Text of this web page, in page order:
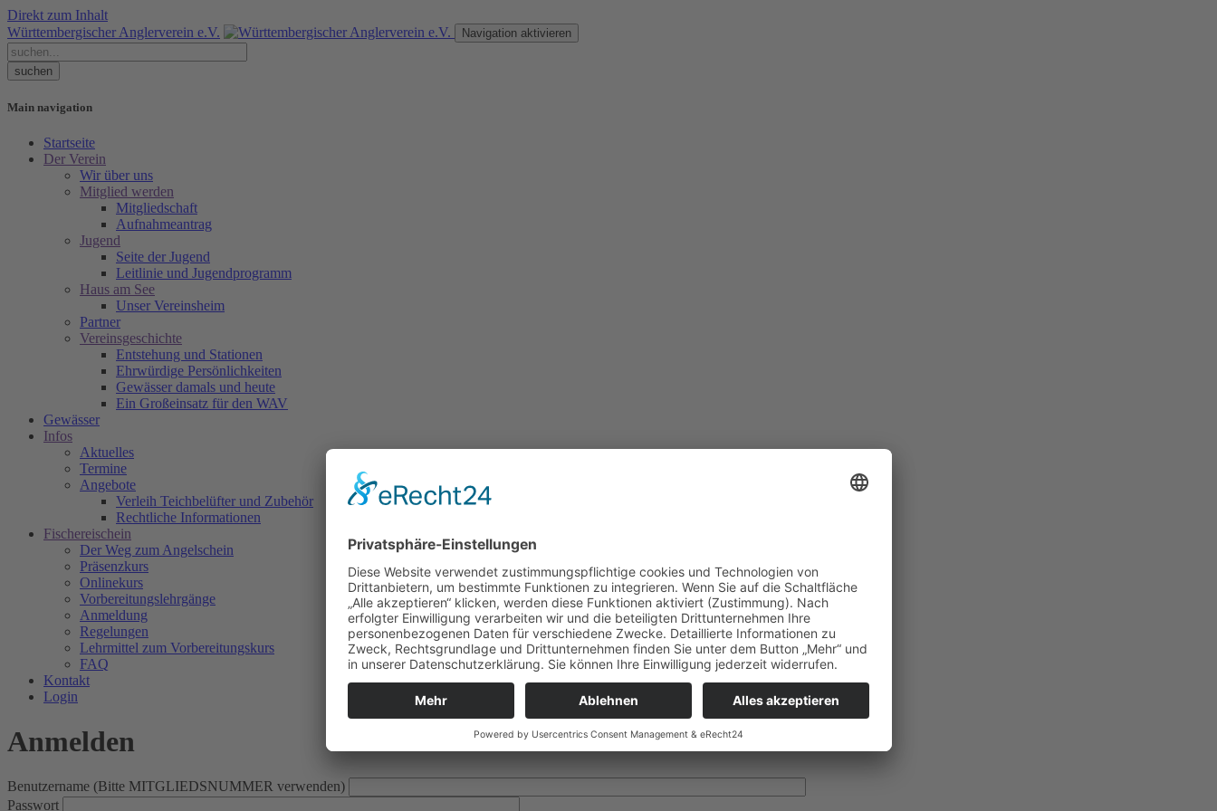
Direkt zum Inhalt
Württembergischer Anglerverein e.V.
Navigation aktivieren
Main navigation
Startseite
Der Verein
Wir über uns
Mitglied werden
Mitgliedschaft
Aufnahmeantrag
Jugend
Seite der Jugend
Leitlinie und Jugendprogramm
Haus am See
Unser Vereinsheim
Partner
Vereinsgeschichte
Entstehung und Stationen
Ehrwürdige Persönlichkeiten
Gewässer damals und heute
Ein Großeinsatz für den WAV
Gewässer
Infos
Aktuelles
Termine
Angebote
Verleih Teichbelüfter und Zubehör
Rechtliche Informationen
Fischereischein
Der Weg zum Angelschein
Präsenzkurs
Onlinekurs
Vorbereitungslehrgänge
Anmeldung
Regelungen
Lehrmittel zum Vorbereitungskurs
FAQ
Kontakt
Login
Anmelden
Benutzername (Bitte MITGLIEDSNUMMER verwenden)
Passwort